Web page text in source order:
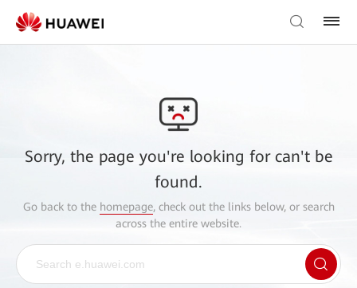
Sorry, the page you're looking for can't be
found.
Go back to the homepage, check out the links below, or search
across the entire website.